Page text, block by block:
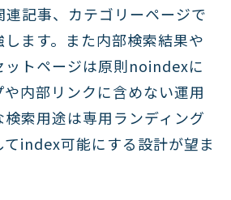
連記事、カテゴリーページで
ます。また内部検索結果や
ットページは原則noindexに
や内部リンクに含めない運用
索用途は専用ランディング
index可能にする設計が望ま